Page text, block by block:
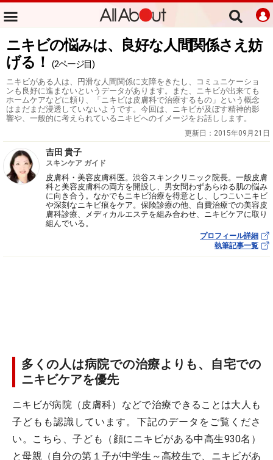
ニキビの悩みは、良好な人間関係さえ妨
げる！
(2ページ目)
ニキビがある人は、円滑な人間関係に支障をきたし、コミュニケーショ
ンも良好に進まないというデータがあります。また、ニキビが出来ても
ホームケアなどに頼り、「ニキビは皮膚科で治療するもの」という概念
はまだまだ浸透していないようです。今回は、ニキビが及ぼす精神的影
響や、一般的に考えられているニキビへのイメージをお話しします。
更新日： 2015年09月21日
吉田 貴子
スキンケア ガイド
皮膚科・美容皮膚科医。渋谷スキンクリニック院長。一般皮膚
科と美容皮膚科の両方を開設し、男女問わずあらゆる肌の悩み
に向き合う。なかでもニキビ治療を得意とし、しつこいニキビ
や深刻なニキビ痕をケア。保険診療の他、自費治療での美容皮
膚科診療、メディカルエステを組み合わせ、ニキビケアに取り
組んでいる。
プロフィール詳細
執筆記事一覧
多くの人は病院での治療よりも、自宅での
ニキビケアを優先
ニキビが病院（皮膚科）などで治療できることは大人も
子どもも認識しています。下記のデータをご覧くださ
い。こちら、子ども（顔にニキビがある中高生930名）
と母親（自分の第１子が中学生～高校生で、ニキビがあ